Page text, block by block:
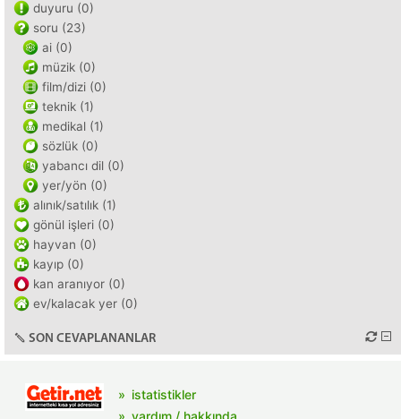
duyuru (0)
soru (23)
ai (0)
müzik (0)
film/dizi (0)
teknik (1)
medikal (1)
sözlük (0)
yabancı dil (0)
yer/yön (0)
alınık/satılık (1)
gönül işleri (0)
hayvan (0)
kayıp (0)
kan aranıyor (0)
ev/kalacak yer (0)
SON CEVAPLANANLAR
istatistikler
yardım / hakkında